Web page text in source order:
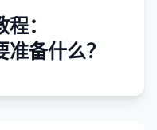
：
备什么？